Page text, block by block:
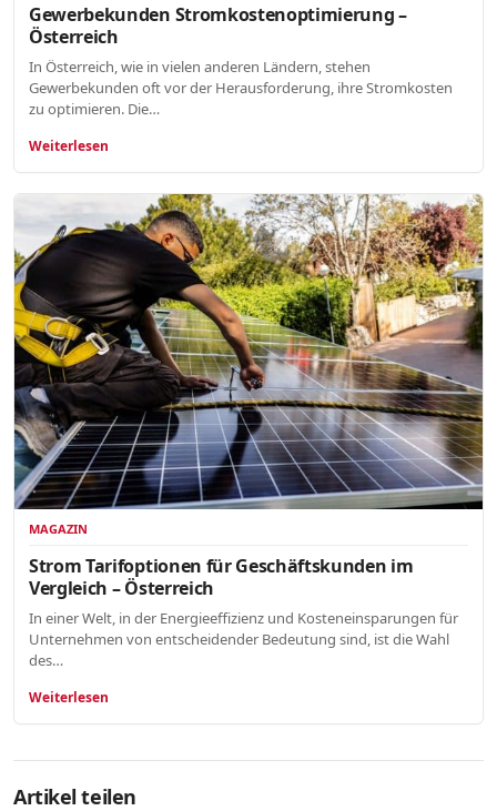
Gewerbekunden Stromkostenoptimierung –
Österreich
In Österreich, wie in vielen anderen Ländern, stehen
Gewerbekunden oft vor der Herausforderung, ihre Stromkosten
zu optimieren. Die…
Weiterlesen
MAGAZIN
Strom Tarifoptionen für Geschäftskunden im
Vergleich – Österreich
In einer Welt, in der Energieeffizienz und Kosteneinsparungen für
Unternehmen von entscheidender Bedeutung sind, ist die Wahl
des…
Weiterlesen
Artikel teilen